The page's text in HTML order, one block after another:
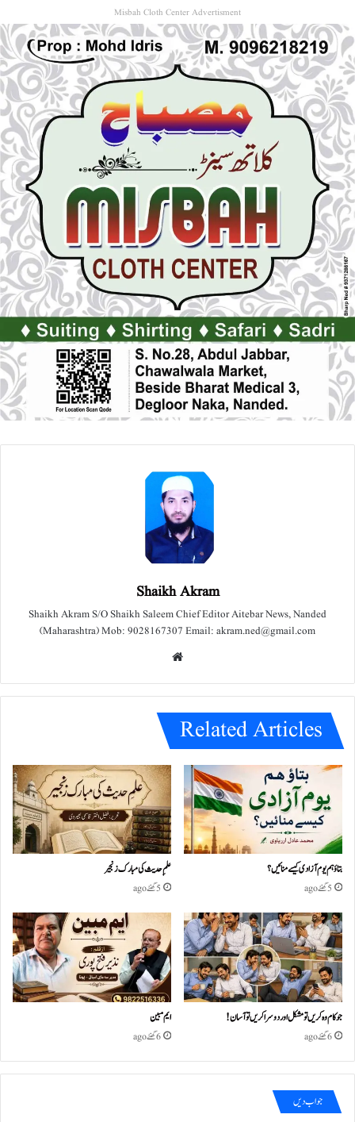
Misbah Cloth Center Advertisment
Shaikh Akram
Shaikh Akram S/O Shaikh Saleem Chief Editor Aitebar News, Nanded
(Maharashtra) Mob: 9028167307 Email: akram.ned@gmail.com
e
Related Articles
بتاؤ ہم یوم آزادی کیسے منائیں؟
5 گھنٹے ago
علمِ حدیث کی مبارک زنجیر
5 گھنٹے ago
جو کام وہ کریں تو مشکل اور دوسرا کریں تو آسان !
6 گھنٹے ago
ایم مبین
6 گھنٹے ago
جواب دیں